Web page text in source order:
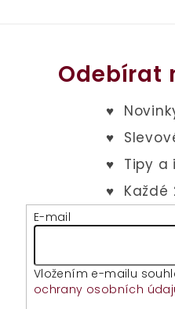
Odebírat
E-mail
Vložením e-mailu
ochrany osobních